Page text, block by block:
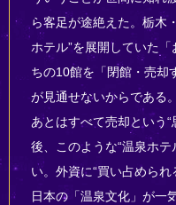
ら客足が途絶えた。栃木
ホテル”を展開していた
ちの10館を「閉館・売却
が見通せないからである
あとはすべて売却という
後、このような“温泉ホ
い。外資に“買い占められ
日本の「温泉文化」が一